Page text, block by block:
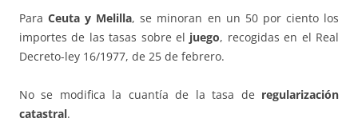
ParaCeuta y Melilla, se minoran en un 50 por ciento los
importes de las tasas sobre el juego, recogidas en el Real
Decreto-ley 16/1977, de 25 de febrero.
No se modifica la cuantía de la tasa de regularización
catastral.